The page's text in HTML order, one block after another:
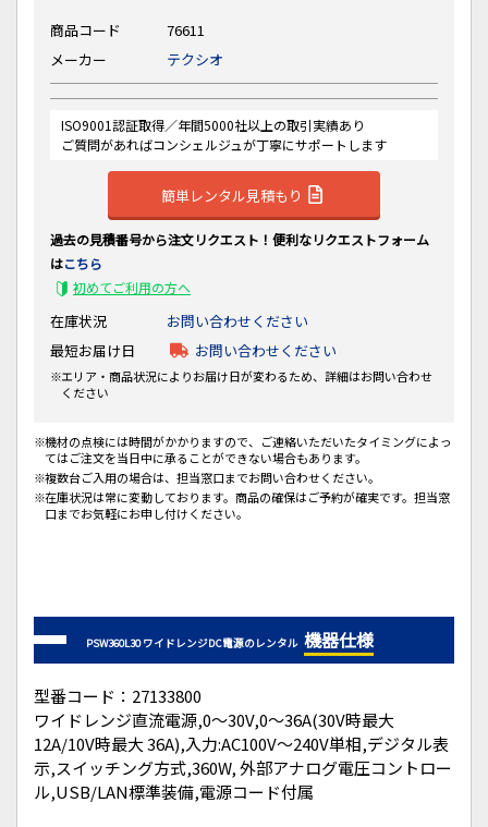
商品コード
76611
メーカー
テクシオ
ISO9001認証取得／年間5000社以上の取引実績あり
ご質問があればコンシェルジュが丁寧にサポートします
簡単レンタル見積もり
過去の見積番号から注文リクエスト！便利なリクエストフォーム
はこちら
初めてご利用の方へ
在庫状況
お問い合わせください
最短お届け日
お問い合わせください
エリア・商品状況によりお届け日が変わるため、詳細はお問い合わせ
ください
機材の点検には時間がかかりますので、ご連絡いただいたタイミングによっ
てはご注文を当日中に承ることができない場合もあります。
複数台ご入用の場合は、担当窓口までお問い合わせください。
在庫状況は常に変動しております。商品の確保はご予約が確実です。担当窓
口までお気軽にお申し付けください。
PSW360L30 ワイドレンジDC電源のレンタル 機器仕様
型番コード：27133800
ワイドレンジ直流電源,0～30V,0～36A(30V時最大
12A/10V時最大 36A),入力:AC100V～240V単相,デジタル表
示,スイッチング方式,360W, 外部アナログ電圧コントロー
ル,USB/LAN標準装備,電源コード付属